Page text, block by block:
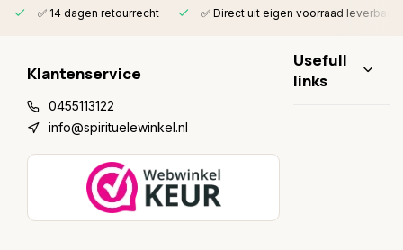
✅ 14 dagen retourrecht ✅ Direct uit eigen voorraad leverbaar
Klantenservice
0455113122
info@spirituelewinkel.nl
Usefull
links